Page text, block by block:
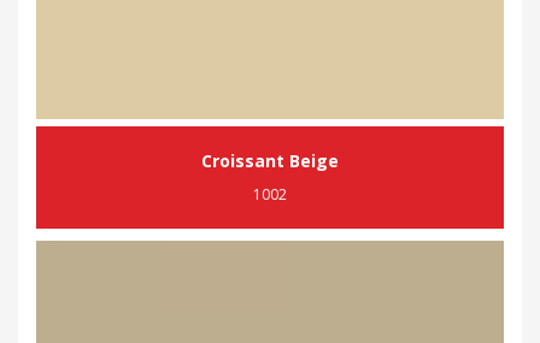
Croissant Beige
1002